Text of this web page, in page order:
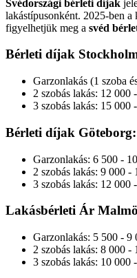
Svédországi bérleti díjak
lakástípusonként. 2025-ben
figyelhetjük meg a svéd
Bérleti díjak
Garzonlakás (1 szoba
2 szobás lakás: 12
3 szobás lakás: 15 000
Bérleti díjak Göteborg:
Garzonlakás: 6 500 -
2 szobás lakás: 9 000
3 szobás lakás: 12 000
Lakásbérleti Ár
Garzonlakás: 5 500 - 9
2 szobás lakás: 8 000
3 szobás lakás: 10 000